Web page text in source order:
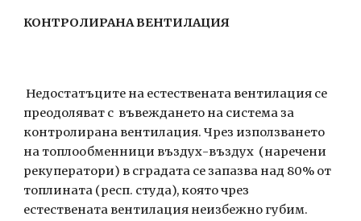
КОНТРОЛИРАНА ВЕНТИЛАЦИЯ
Недостатъците на естествената вентилация се
преодоляват с  въвеждането на система за
контролирана вентилация. Чрез използването
на топлообменници въздух-въздух  (наречени
рекуператори) в сградата се запазва над 80% от
топлината (респ. студа), която чрез
естествената вентилация неизбежно губим.